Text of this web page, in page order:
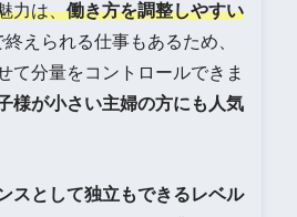
力は、働き方を調整しやすい
えられる仕事もあるため、
て分量をコントロールできま
様が小さい主婦の方にも人気
スとして独立もできるレベル